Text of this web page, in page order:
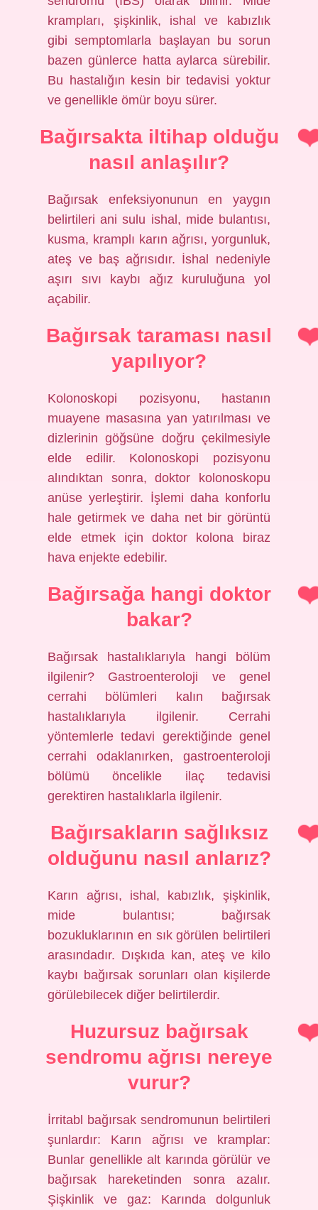
krampları, şişkinlik, ishal ve kabızlık
gibi semptomlarla başlayan bu sorun
bazen günlerce hatta aylarca sürebilir.
Bu hastalığın kesin bir tedavisi yoktur
ve genellikle ömür boyu sürer.
Bağırsakta iltihap olduğu
nasıl anlaşılır?
Bağırsak enfeksiyonunun en yaygın
belirtileri ani sulu ishal, mide bulantısı,
kusma, kramplı karın ağrısı, yorgunluk,
ateş ve baş ağrısıdır. İshal nedeniyle
aşırı sıvı kaybı ağız kuruluğuna yol
açabilir.
Bağırsak taraması nasıl
yapılıyor?
Kolonoskopi pozisyonu, hastanın
muayene masasına yan yatırılması ve
dizlerinin göğsüne doğru çekilmesiyle
elde edilir. Kolonoskopi pozisyonu
alındıktan sonra, doktor kolonoskopu
anüse yerleştirir. İşlemi daha konforlu
hale getirmek ve daha net bir görüntü
elde etmek için doktor kolona biraz
hava enjekte edebilir.
Bağırsağa hangi doktor
bakar?
Bağırsak hastalıklarıyla hangi bölüm
ilgilenir? Gastroenteroloji ve genel
cerrahi bölümleri kalın bağırsak
hastalıklarıyla ilgilenir. Cerrahi
yöntemlerle tedavi gerektiğinde genel
cerrahi odaklanırken, gastroenteroloji
bölümü öncelikle ilaç tedavisi
gerektiren hastalıklarla ilgilenir.
Bağırsakların sağlıksız
olduğunu nasıl anlarız?
Karın ağrısı, ishal, kabızlık, şişkinlik,
mide bulantısı; bağırsak
bozukluklarının en sık görülen belirtileri
arasındadır. Dışkıda kan, ateş ve kilo
kaybı bağırsak sorunları olan kişilerde
görülebilecek diğer belirtilerdir.
Huzursuz bağırsak
sendromu ağrısı nereye
vurur?
İrritabl bağırsak sendromunun belirtileri
şunlardır: Karın ağrısı ve kramplar:
Bunlar genellikle alt karında görülür ve
bağırsak hareketinden sonra azalır.
Şişkinlik ve gaz: Karında dolgunluk